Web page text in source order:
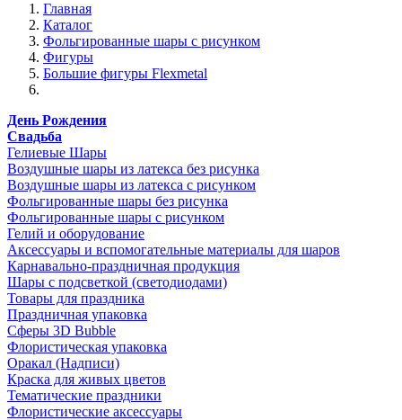
Главная
Каталог
Фольгированные шары с рисунком
Фигуры
Большие фигуры Flexmetal
День Рождения
Свадьба
Гелиевые Шары
Воздушные шары из латекса без рисунка
Воздушные шары из латекса с рисунком
Фольгированные шары без рисунка
Фольгированные шары с рисунком
Гелий и оборудование
Аксессуары и вспомогательные материалы для шаров
Карнавально-праздничная продукция
Шары с подсветкой (светодиодами)
Товары для праздника
Праздничная упаковка
Сферы 3D Bubble
Флористическая упаковка
Оракал (Надписи)
Краска для живых цветов
Тематические праздники
Флористические аксессуары